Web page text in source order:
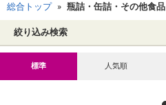
総合トップ 瓶詰・缶詰・その他食品
絞り込み検索
標準 人気順